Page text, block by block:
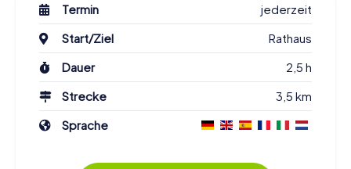
Termin
jederzeit
Start/Ziel
Rathaus
Dauer
2,5 h
Strecke
3,5 km
Sprache